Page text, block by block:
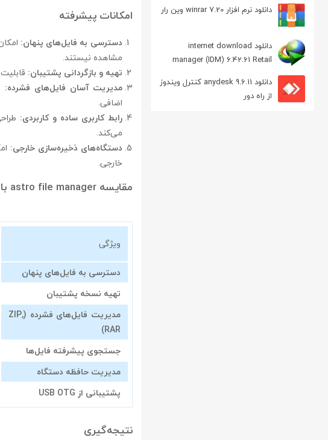
دانلود نرم افزار winrar 7.20 وین رار
دانلود internet download
manager (IDM) 6.42.61 Retail
مدیریت دانلود
دانلود anydesk 9.6.11 کنترل ویندوز
از راه دور
امکانات پیشرفته
دسترسی به فایل‌های پنهان:
مشاهده نیستند.
تهیه و بازگردانی پشتیبان:
مدیریت آسان فایل‌های فشرده:
اضافی.
رابط کاربری ساده و کاربردی:
می‌کند.
دستگاه‌های ذخیره‌سازی خارجی:
خارجی.
مقایسه astro file manager با برنامه‌های مشابه
ویژگی
دسترسی به فایل‌های پنهان
تهیه نسخه پشتیبان
مدیریت فایل‌های فشرده (ZIP,
RAR)
جستجوی پیشرفته فایل‌ها
مدیریت حافظه دستگاه
پشتیبانی از USB OTG
نتیجه‌گیری